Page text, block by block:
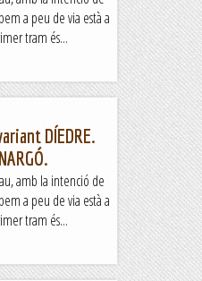
a peu de via està a
tram és...
DÍEDRE.
amb la intenció de
a peu de via està a
tram és...